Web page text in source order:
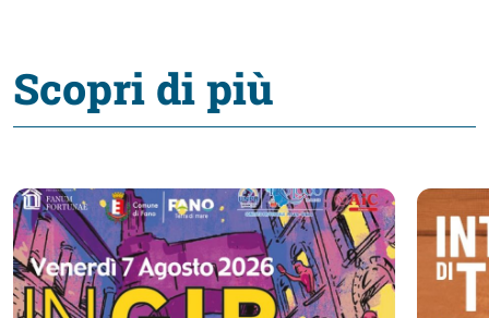
Scopri di più